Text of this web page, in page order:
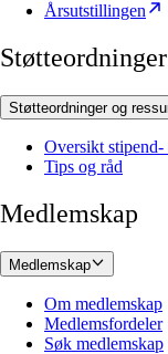
Årsutstillingen
Støtteordninger og
Oversikt
Tips og råd
Medlemskap
Medlemskap
Om medlemskap
Medlemsfordeler
Søk medlemskap